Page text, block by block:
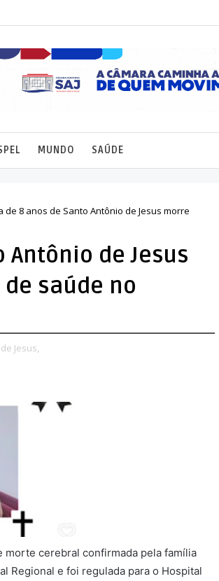
MUNDO SAÚDE
de 8 anos de Santo Antônio de Jesus morre
Antônio de Jesus
saúde no
Jesus,
cerebral confirmada pela família
Regional e foi regulada para o Hospital